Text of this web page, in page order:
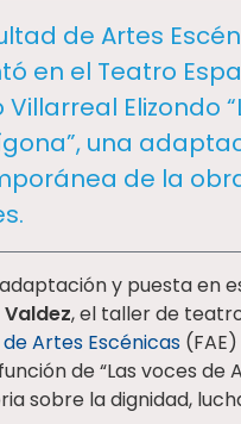
de Artes
en el Teatro
Villarreal Elizondo
una
de la
y puesta en
, el taller de
Artes Escénicas
de “Las voces de
sobre la dignidad,